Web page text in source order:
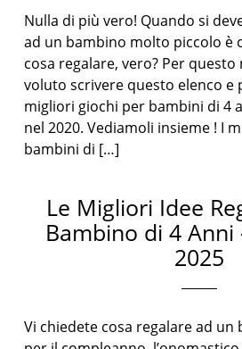
Nulla di più vero! Quando si
ad un bambino molto piccolo è
cosa regalare, vero? Per
voluto scrivere questo elenco e
migliori giochi per bambini di 4
nel 2020. Vediamoli insieme ! I
bambini di […]
Le Migliori Idee
Bambino di 4 Anni
2025
Vi chiedete cosa regalare ad un